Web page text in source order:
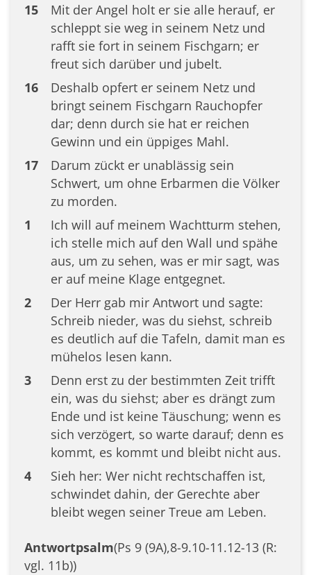
15
Mit der Angel holt er sie alle herauf, er
schleppt sie weg in seinem Netz und
rafft sie fort in seinem Fischgarn; er
freut sich darüber und jubelt.
16
Deshalb opfert er seinem Netz und
bringt seinem Fischgarn Rauchopfer
dar; denn durch sie hat er reichen
Gewinn und ein üppiges Mahl.
17
Darum zückt er unablässig sein
Schwert, um ohne Erbarmen die Völker
zu morden.
1
Ich will auf meinem Wachtturm stehen,
ich stelle mich auf den Wall und spähe
aus, um zu sehen, was er mir sagt, was
er auf meine Klage entgegnet.
2
Der Herr gab mir Antwort und sagte:
Schreib nieder, was du siehst, schreib
es deutlich auf die Tafeln, damit man es
mühelos lesen kann.
3
Denn erst zu der bestimmten Zeit trifft
ein, was du siehst; aber es drängt zum
Ende und ist keine Täuschung; wenn es
sich verzögert, so warte darauf; denn es
kommt, es kommt und bleibt nicht aus.
4
Sieh her: Wer nicht rechtschaffen ist,
schwindet dahin, der Gerechte aber
bleibt wegen seiner Treue am Leben.
Antwortpsalm(Ps 9 (9A),8-9.10-11.12-13 (R:
vgl. 11b))